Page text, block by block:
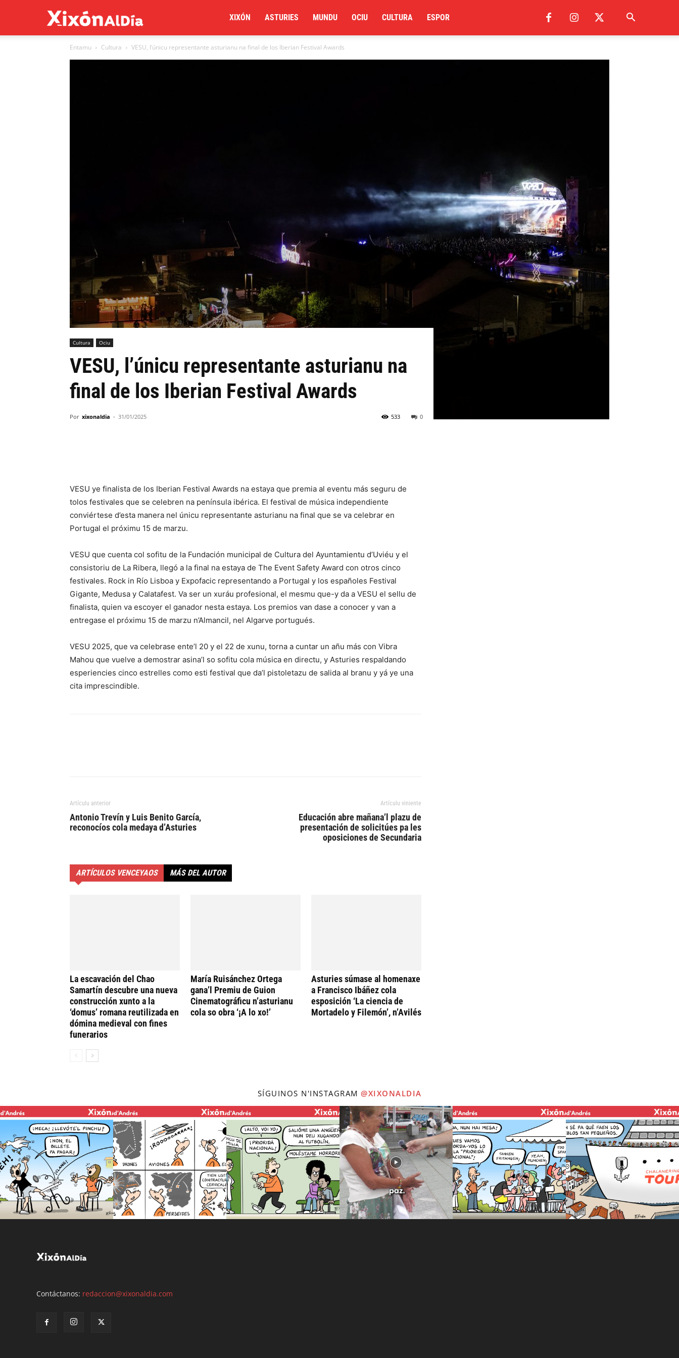
al
XIXÓN ASTURIES MUNDU OCIU CULTURA ESPOR
Entamu Cultura VESU, l’únicu representante asturianu na final de los Iberian Festival Awards
Cultura Ociu
VESU, l’únicu representante asturianu na
final de los Iberian Festival Awards
Por xixonaldia - 31/01/2025 0
533
VESU ye finalista de los Iberian Festival Awards na estaya que premia al eventu más seguru de
tolos festivales que se celebren na península ibérica. El festival de música independiente
conviértese d’esta manera nel únicu representante asturianu na final que se va celebrar en
Portugal el próximu 15 de marzu.
VESU que cuenta col sofitu de la Fundación municipal de Cultura del Ayuntamientu d’Uviéu y el
consistoriu de La Ribera, llegó a la final na estaya de The Event Safety Award con otros cinco
festivales. Rock in Río Lisboa y Expofacic representando a Portugal y los españoles Festival
Gigante, Medusa y Calatafest. Va ser un xuráu profesional, el mesmu que-y da a VESU el sellu de
finalista, quien va escoyer el ganador nesta estaya. Los premios van dase a conocer y van a
entregase el próximu 15 de marzu n’Almancil, nel Algarve portugués.
VESU 2025, que va celebrase ente’l 20 y el 22 de xunu, torna a cuntar un añu más con Vibra
Mahou que vuelve a demostrar asina’l so sofitu cola música en directu, y Asturies respaldando
esperiencies cinco estrelles como esti festival que da’l pistoletazu de salida al branu y yá ye una
cita imprescindible.
Artículu anterior
Antonio Trevín y Luis Benito García,
reconocíos cola medaya d’Asturies
Artículu viniente
Educación abre mañana’l plazu de
presentación de solicitúes pa les
oposiciones de Secundaria
ARTÍCULOS VENCEYAOS MÁS DEL AUTOR
La escavación del Chao
Samartín descubre una nueva
construcción xunto a la
‘domus’ romana reutilizada en
dómina medieval con fines
funerarios
María Ruisánchez Ortega
gana’l Premiu de Guion
Cinematográficu n’asturianu
cola so obra ‘¡A lo xo!’
Asturies súmase al homenaxe
a Francisco Ibáñez cola
esposición ‘La ciencia de
Mortadelo y Filemón’, n’Avilés
SÍGUINOS N'INSTAGRAM @XIXONALDIA
Contáctanos: redaccion@xixonaldia.com